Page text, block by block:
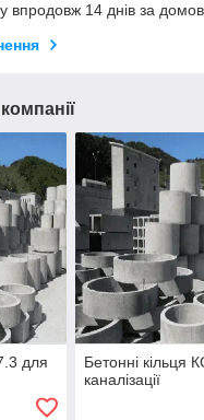
впродовж 14 днів за
для
Бетонні кільця
каналізації